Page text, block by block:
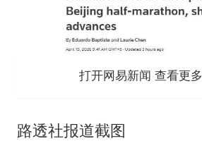
打开网易新闻 查看更
路透社报道截图